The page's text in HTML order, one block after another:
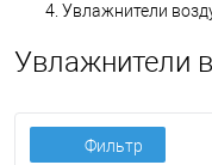
Увлажнители
Увлажнители
Фильтр